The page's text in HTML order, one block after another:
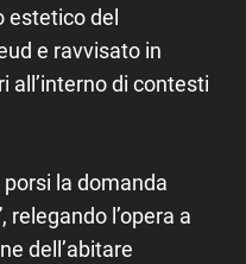
estetico del
e ravvisato in
di contesti
la domanda
relegando l’opera a
dell’abitare